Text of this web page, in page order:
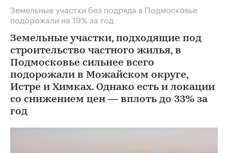
Земельные участки без подряда в Подмосковье
подорожали на 19% за год
Земельные участки, подходящие под
строительство частного жилья, в
Подмосковье сильнее всего
подорожали в Можайском округе,
Истре и Химках. Однако есть и локации
со снижением цен — вплоть до 33% за
год